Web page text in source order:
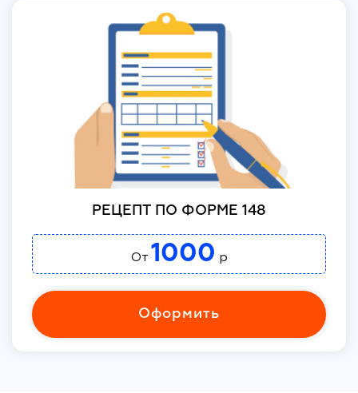
РЕЦЕПТ ПО ФОРМЕ 148
От 1000 р
Оформить